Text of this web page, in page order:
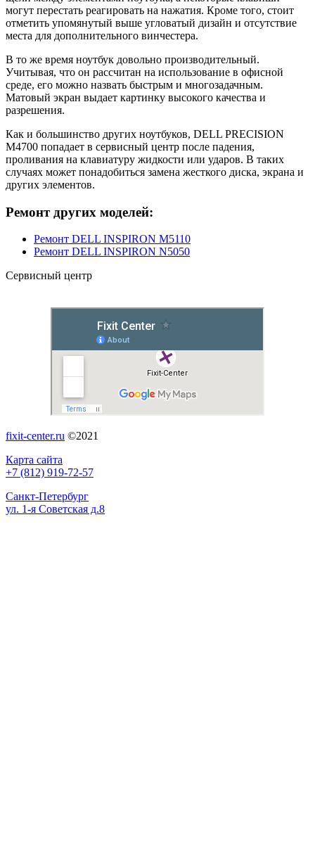
могут перестать реагировать на нажатия. Кроме того, стоит
отметить упомянутый выше угловатый дизайн и отсутствие
места для дополнительного винчестера.
В то же время ноутбук довольно производительный.
Учитывая, что он рассчитан на использование в офисной
среде, его можно назвать быстрым и многозадачным.
Матовый экран выдает картинку высокого качества и
разрешения.
Как и большинство других ноутбуков, DELL PRECISION
M4700 попадает в сервисный центр после падения,
проливания на клавиатуру жидкости или ударов. В таких
случаях может понадобиться замена жесткого диска, экрана и
других элементов.
Ремонт других моделей:
Ремонт DELL INSPIRON M5110
Ремонт DELL INSPIRON N5050
Сервисный центр
fixit-center.ru ©2021
Карта сайта
+7 (812) 919-72-57
Санкт-Петербург
ул. 1-я Советская д.8